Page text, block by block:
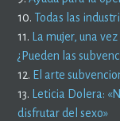
10. Todas las
11. La mujer, una
¿Pueden las
12. El arte
13. Leticia Dolera:
disfrutar del sexo»